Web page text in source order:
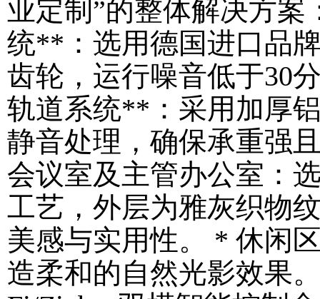
业定制”的整体解决方
统**：选用德国进口品
齿轮，运行噪音低于30
轨道系统**：采用加厚
静音处理，确保承重强
会议室及主管办公室：
工艺，外层为雅灰织物
美感与实用性。 * 休闲
造柔和的自然光影效果